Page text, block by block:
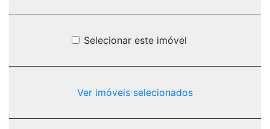
Selecionar este imóvel
Ver imóveis selecionados